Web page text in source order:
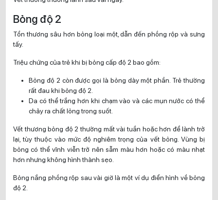
Bỏng độ 2
Tổn thương sâu hơn bỏng loại một, dẫn đến phồng rộp và sưng
tấy.
Triệu chứng của trẻ khi bị bỏng cấp độ 2 bao gồm:
Bỏng độ 2 còn được gọi là bỏng dày một phần. Trẻ thường
rất đau khi bỏng độ 2.
Da có thể trắng hơn khi chạm vào và các mụn nước có thể
chảy ra chất lỏng trong suốt.
Vết thương bỏng độ 2 thường mất vài tuần hoặc hơn để lành trở
lại, tùy thuộc vào mức độ nghiêm trọng của vết bỏng. Vùng bị
bỏng có thể vĩnh viễn trở nên sẫm màu hơn hoặc có màu nhạt
hơn nhưng không hình thành sẹo.
Bỏng nắng phồng rộp sau vài giờ là một ví dụ điển hình về bỏng
độ 2.